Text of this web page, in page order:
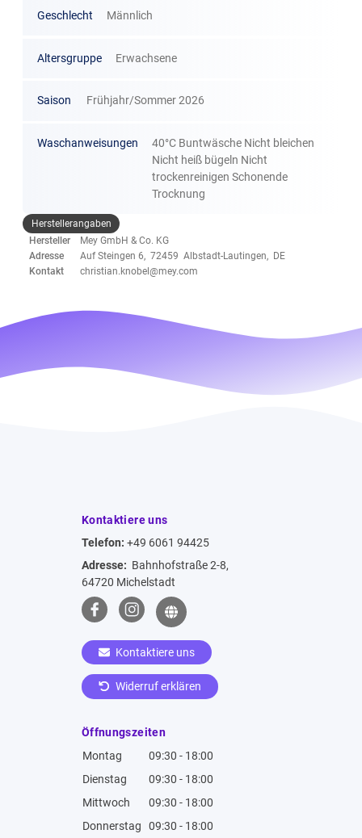
Geschlecht Männlich
Altersgruppe Erwachsene
Saison Frühjahr/Sommer 2026
Waschanweisungen
40°C Buntwäsche Nicht bleichen
Nicht heiß bügeln Nicht
trockenreinigen Schonende
Trocknung
Herstellerangaben
Hersteller
Mey GmbH & Co. KG
Adresse
Auf Steingen 6, 72459 Albstadt-Lautingen, DE
Kontakt
christian.knobel@mey.com
Kontaktiere uns
Telefon: +49 6061 94425
Adresse: Bahnhofstraße 2-8,
64720 Michelstadt
Kontaktiere uns
Widerruf erklären
Öffnungszeiten
Montag
09:30 - 18:00
Dienstag
09:30 - 18:00
Mittwoch
09:30 - 18:00
Donnerstag
09:30 - 18:00